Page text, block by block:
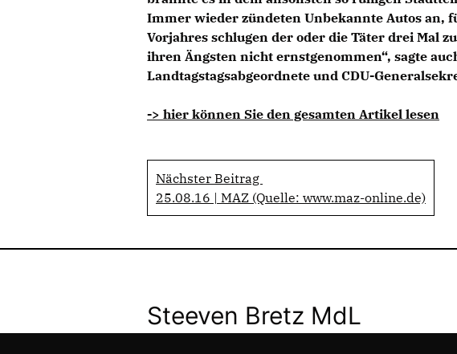
Immer wieder zündeten Unbekannte Autos an,
Vorjahres schlugen der oder die Täter drei Mal
ihren Ängsten nicht ernstgenommen“, sagte
Landtagstagsabgeordnete und CDU-
-> hier können Sie den gesamten Artikel lesen
Nächster Beitrag
25.08.16 | MAZ (Quelle: www.maz-online.de)
Steeven Bretz MdL